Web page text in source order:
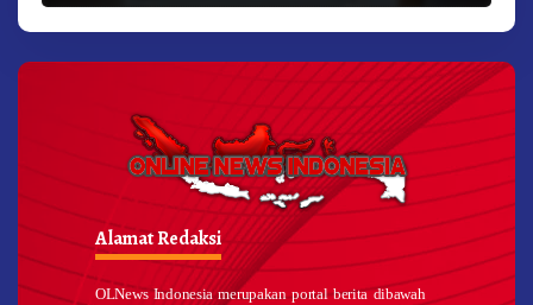
Alamat Redaksi
OLNews Indonesia merupakan portal berita dibawah